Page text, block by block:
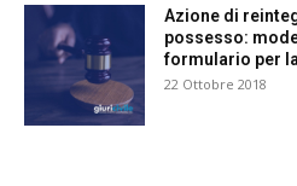
Azione di
possesso:
formulario per la
22 Ottobre 2018